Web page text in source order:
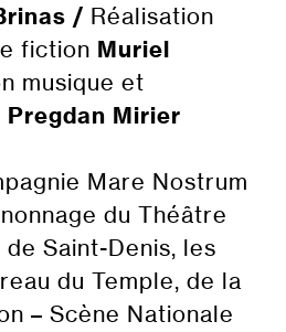
/ Réalisation
fiction Muriel
musique et
Mirier
Mare Nostrum
du Théâtre
Saint-Denis, les
du Temple, de la
– Scène Nationale